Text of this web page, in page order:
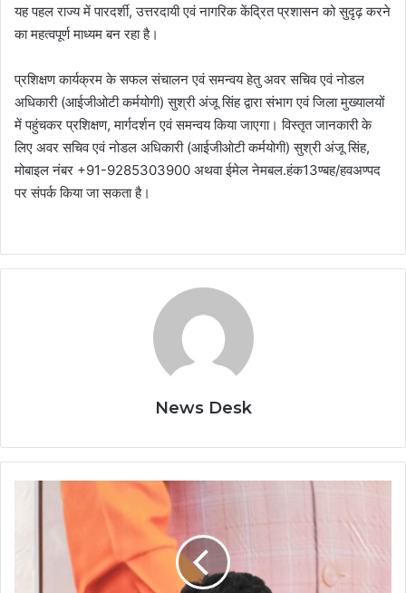
यह पहल राज्य में पारदर्शी, उत्तरदायी एवं नागरिक केंद्रित प्रशासन को सुदृढ़ करने
का महत्वपूर्ण माध्यम बन रहा है।
प्रशिक्षण कार्यक्रम के सफल संचालन एवं समन्वय हेतु अवर सचिव एवं नोडल
अधिकारी (आईजीओटी कर्मयोगी) सुश्री अंजू सिंह द्वारा संभाग एवं जिला मुख्यालयों
में पहुंचकर प्रशिक्षण, मार्गदर्शन एवं समन्वय किया जाएगा। विस्तृत जानकारी के
लिए अवर सचिव एवं नोडल अधिकारी (आईजीओटी कर्मयोगी) सुश्री अंजू सिंह,
मोबाइल नंबर +91-9285303900 अथवा ईमेल नेमबल.हंक13ण्बह/हवअण्पद
पर संपर्क किया जा सकता है।
News Desk